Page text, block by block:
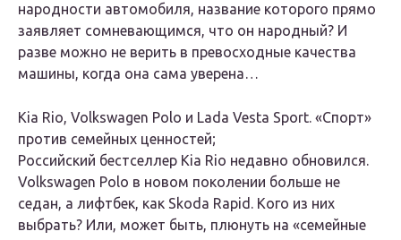
народности автомобиля, название которого прямо
заявляет сомневающимся, что он народный? И
разве можно не верить в превосходные качества
машины, когда она сама уверена…
Kia Rio, Volkswagen Polo и Lada Vesta Sport. «Спорт»
против семейных ценностей;
Российский бестселлер Kia Rio недавно обновился.
Volkswagen Polo в новом поколении больше не
седан, а лифтбек, как Skoda Rapid. Кого из них
выбрать? Или, может быть, плюнуть на «семейные